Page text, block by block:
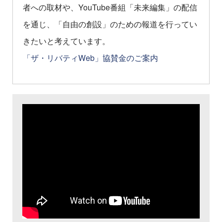
者への取材や、YouTube番組「未来編集」の配信
を通じ、「自由の創設」のための報道を行ってい
きたいと考えています。
「ザ・リバティWeb」協賛金のご案内